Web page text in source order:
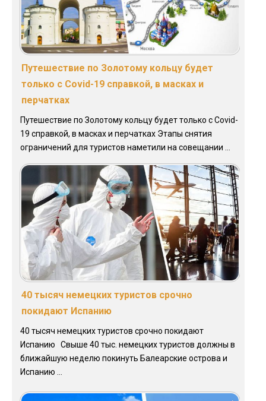
Путешествие по Золотому кольцу будет
только с Covid-19 справкой, в масках и
перчатках
Путешествие по Золотому кольцу будет только с Covid-
19 справкой, в масках и перчатках Этапы снятия
ограничений для туристов наметили на совещании ...
40 тысяч немецких туристов срочно
покидают Испанию
40 тысяч немецких туристов срочно покидают
Испанию Свыше 40 тыс. немецких туристов должны в
ближайшую неделю покинуть Балеарские острова и
Испанию ...